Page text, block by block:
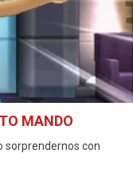
MANDO
sorprendernos con